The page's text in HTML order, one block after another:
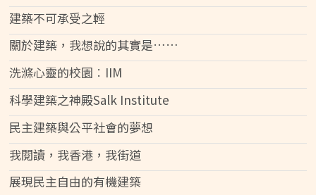
建築不可承受之輕
關於建築，我想說的其實是……
洗滌心靈的校園︰IIM
科學建築之神殿Salk Institute
民主建築與公平社會的夢想
我閱讀，我香港，我街道
展現民主自由的有機建築